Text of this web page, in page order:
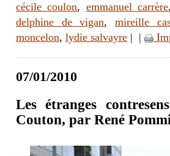
cécile coulon, emmanuel carrère
delphine de vigan,mireille
moncelon, lydie salvayre | |
07/01/2010
Les étranges
Couton, par René